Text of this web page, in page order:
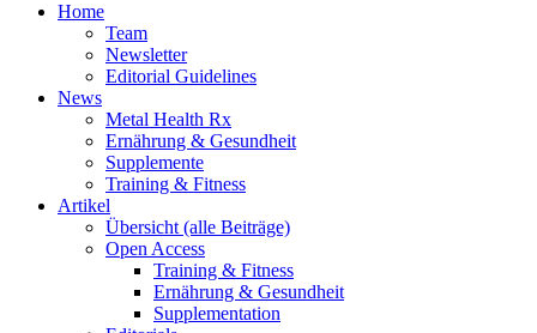
Home
Team
Newsletter
Editorial Guidelines
News
Metal Health Rx
Ernährung & Gesundheit
Supplemente
Training & Fitness
Artikel
Übersicht (alle Beiträge)
Open Access
Training & Fitness
Ernährung & Gesundheit
Supplementation